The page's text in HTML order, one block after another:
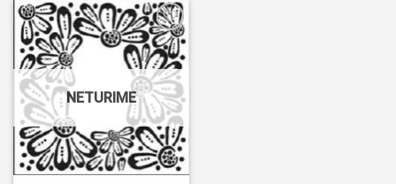
Noriu!
NETURIME